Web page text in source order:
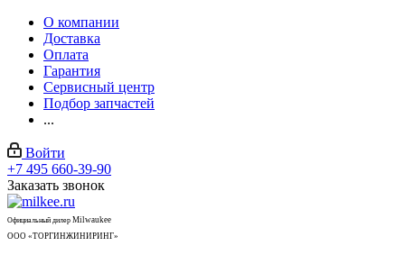
О компании
Доставка
Оплата
Гарантия
Сервисный центр
Подбор запчастей
...
Войти
+7 495 660-39-90
Заказать звонок
Официальный дилер Milwaukee
ООО «ТОРГИНЖИНИРИНГ»